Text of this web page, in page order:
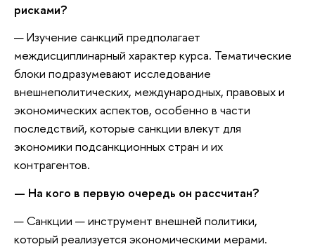
рисками?
— Изучение санкций предполагает
междисциплинарный характер курса. Тематические
блоки подразумевают исследование
внешнеполитических, международных, правовых и
экономических аспектов, особенно в части
последствий, которые санкции влекут для
экономики подсанкционных стран и их
контрагентов.
— На кого в первую очередь он рассчитан?
— Санкции — инструмент внешней политики,
который реализуется экономическими мерами.